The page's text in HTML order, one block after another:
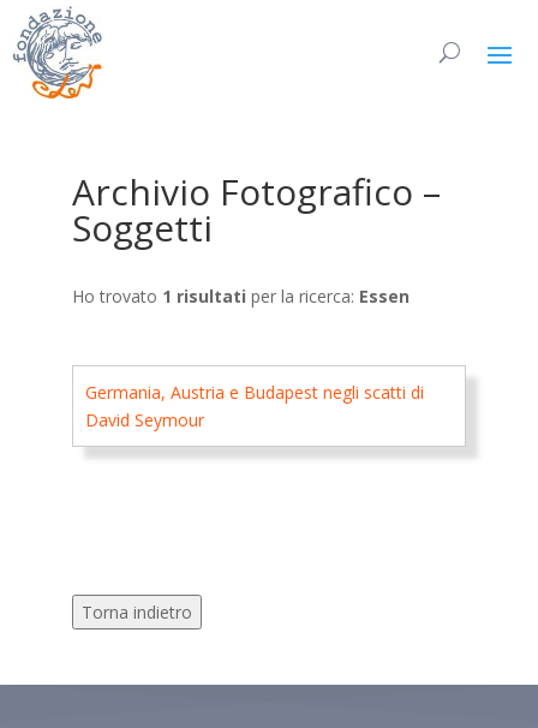
Archivio Fotografico –
Soggetti
Ho trovato 1 risultati per la ricerca: Essen
Germania, Austria e Budapest negli scatti di
David Seymour
Torna indietro